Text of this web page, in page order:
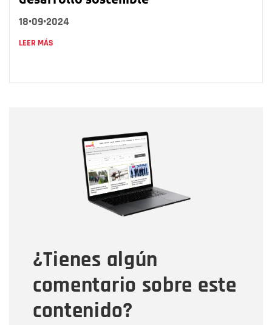
18•09•2024
LEER MÁS
¿Tienes algún
comentario sobre este
contenido?
Correo electrónico
Tipo de comentario
Mensaje